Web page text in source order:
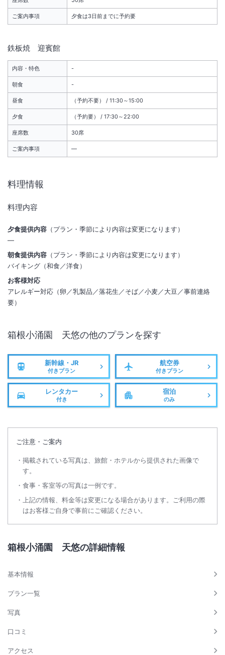
ご案内事項 夕食は3日前までに予約要
鉄板焼 迎賓館
内容・特色 -
朝食 -
昼食 （予約不要） / 11:30～15:00
夕食 （予約要） / 17:30～22:00
座席数 30席
ご案内事項 ―
料理情報
料理内容
夕食提供内容 （プラン・季節により内容は変更になります）
―
朝食提供内容 （プラン・季節により内容は変更になります）
バイキング（和食／洋食）
お客様対応
アレルギー対応（卵／乳製品／落花生／そば／小麦／大豆／事前連絡
要）
箱根小涌園 天悠の他のプランを探す
新幹線・JR
付きプラン
航空券
付きプラン
レンタカー
付き
宿泊
のみ
ご注意・ご案内
掲載されている写真は、旅館・ホテルから提供された画像で
す。
食事・客室等の写真は一例です。
上記の情報、料金等は変更になる場合があります。ご利用の際
はお客様ご自身で事前にご確認ください。
箱根小涌園 天悠の詳細情報
基本情報
プラン一覧
写真
口コミ
アクセス